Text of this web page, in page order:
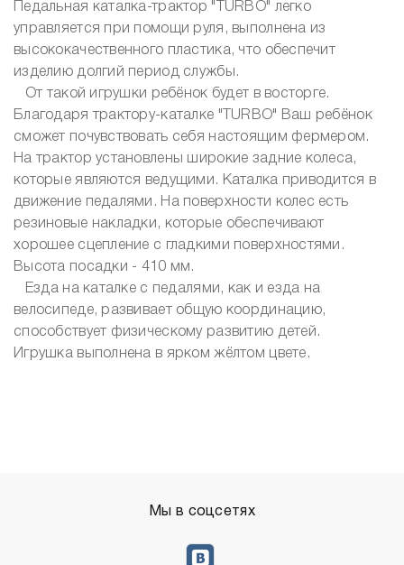
Педальная каталка-трактор "TURBO" легко
управляется при помощи руля, выполнена из
высококачественного пластика, что обеспечит
изделию долгий период службы.
От такой игрушки ребёнок будет в восторге.
Благодаря трактору-каталке "TURBO" Ваш ребёнок
сможет почувствовать себя настоящим фермером.
На трактор установлены широкие задние колеса,
которые являются ведущими. Каталка приводится в
движение педалями. На поверхности колес есть
резиновые накладки, которые обеспечивают
хорошее сцепление с гладкими поверхностями.
Высота посадки - 410 мм.
Езда на каталке с педалями, как и езда на
велосипеде, развивает общую координацию,
способствует физическому развитию детей.
Игрушка выполнена в ярком жёлтом цвете.
Мы в соцсетях